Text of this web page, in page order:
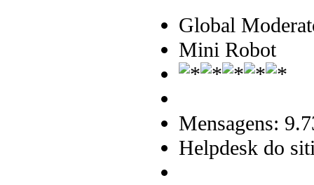
Global
Mini Robot
Mensagens:
Helpdesk do